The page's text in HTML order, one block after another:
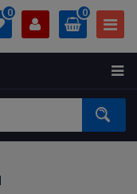
0 0
0.00 €